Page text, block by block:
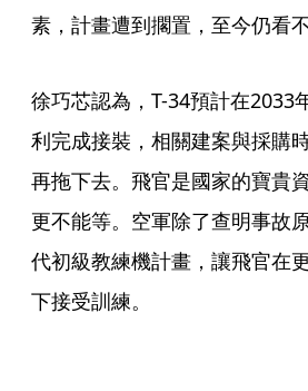
素，計畫遭到擱置，至今仍看
徐巧芯認為，T-34預計在2033
利完成接裝，相關建案與採購
再拖下去。飛官是國家的寶貴
更不能等。空軍除了查明事故
代初級教練機計畫，讓飛官在
下接受訓練。